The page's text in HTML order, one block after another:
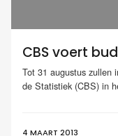
CBS voert
Tot 31 augustus zullen
de Statistiek (CBS) in
4 MAART 2013